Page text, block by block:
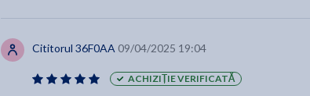
Cititorul 36F0AA 09/04/2025 19:04
ACHIZIȚIE VERIFICATĂ